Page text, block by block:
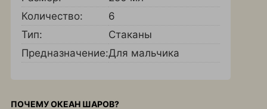
Количество:
6
Тип:
Стаканы
Предназначение:Для мальчика
ПОЧЕМУ ОКЕАН ШАРОВ?